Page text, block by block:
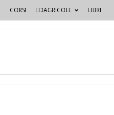
CORSI EDAGRICOLE LIBRI